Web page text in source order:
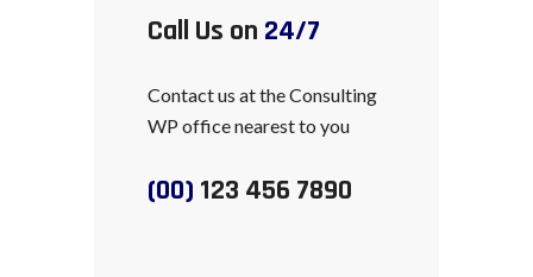
Call Us on 24/7
Contact us at the Consulting
WP office nearest to you
(00) 123 456 7890